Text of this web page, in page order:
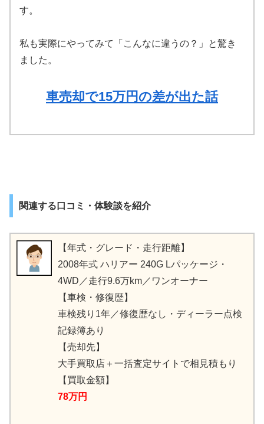
す。
私も実際にやってみて「こんなに違うの？」と驚き
ました。
車売却で15万円の差が出た話
関連する口コミ・体験談を紹介
【年式・グレード・走行距離】
2008年式 ハリアー 240G Lパッケージ・
4WD／走行9.6万km／ワンオーナー
【車検・修復歴】
車検残り1年／修復歴なし・ディーラー点検
記録簿あり
【売却先】
大手買取店＋一括査定サイトで相見積もり
【買取金額】
78万円